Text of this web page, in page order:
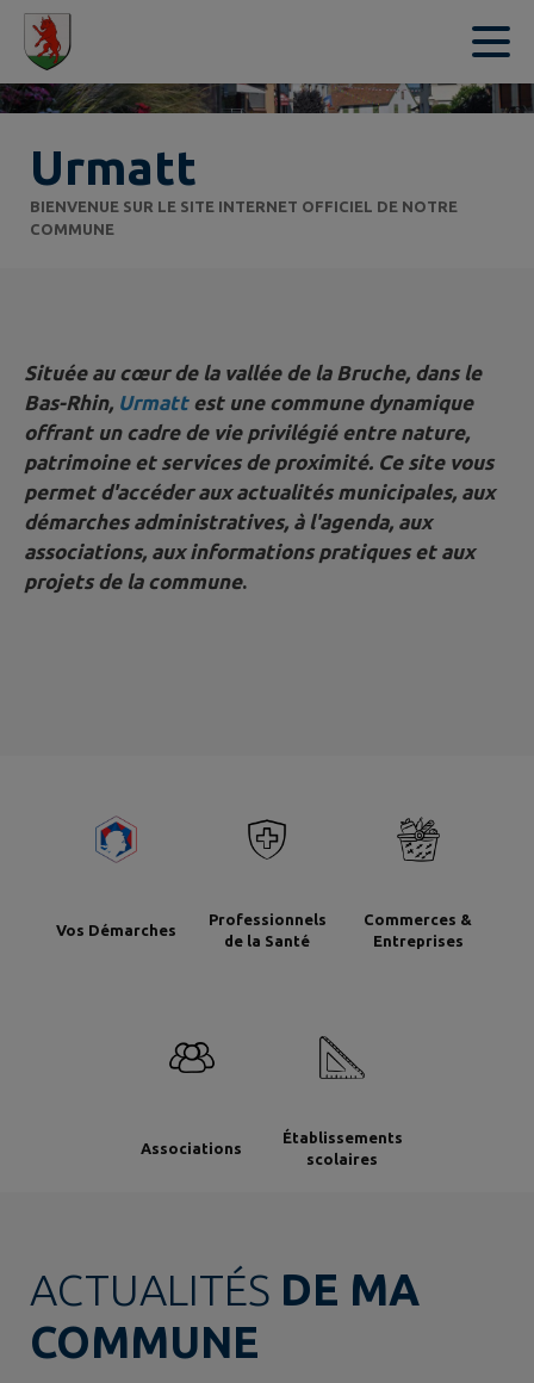
Contenu
Urmatt
BIENVENUE SUR LE SITE INTERNET OFFICIEL DE NOTRE
COMMUNE
Située au cœur de la vallée de la Bruche, dans le
Bas-Rhin, Urmatt est une commune dynamique
offrant un cadre de vie privilégié entre nature,
patrimoine et services de proximité. Ce site vous
permet d'accéder aux actualités municipales, aux
démarches administratives, à l'agenda, aux
associations, aux informations pratiques et aux
projets de la commune.
Vos Démarches
Professionnels
de la Santé
Commerces &
Entreprises
Associations
Établissements
scolaires
ACTUALITÉS DE MA
COMMUNE